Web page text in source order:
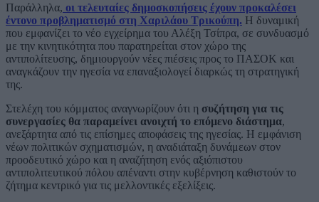
Παράλληλα, οι τελευταίες δημοσκοπήσεις έχουν προκαλέσει
έντονο προβληματισμό στη Χαριλάου Τρικούπη. Η δυναμική
που εμφανίζει το νέο εγχείρημα του Αλέξη Τσίπρα, σε συνδυασμό
με την κινητικότητα που παρατηρείται στον χώρο της
αντιπολίτευσης, δημιουργούν νέες πιέσεις προς το ΠΑΣΟΚ και
αναγκάζουν την ηγεσία να επαναξιολογεί διαρκώς τη στρατηγική
της.
Στελέχη του κόμματος αναγνωρίζουν ότι η συζήτηση για τις
συνεργασίες θα παραμείνει ανοιχτή το επόμενο διάστημα,
ανεξάρτητα από τις επίσημες αποφάσεις της ηγεσίας. Η εμφάνιση
νέων πολιτικών σχηματισμών, η αναδιάταξη δυνάμεων στον
προοδευτικό χώρο και η αναζήτηση ενός αξιόπιστου
αντιπολιτευτικού πόλου απέναντι στην κυβέρνηση καθιστούν το
ζήτημα κεντρικό για τις μελλοντικές εξελίξεις.